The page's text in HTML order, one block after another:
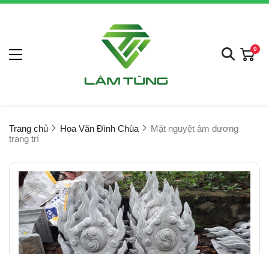
0
Trang chủ Hoa Văn Đình Chùa
Mặt nguyệt âm dương
trang trí